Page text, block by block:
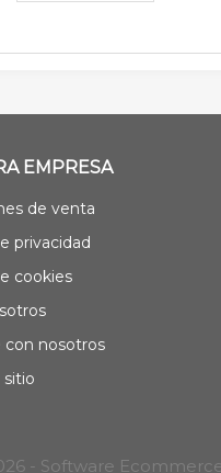
EMPRESA
de venta
privacidad
cookies
con nosotros
sitio
- Software